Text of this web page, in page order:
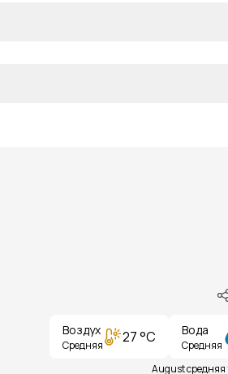
Воздух
Средняя 27 °C Вода
Средняя
August средняя